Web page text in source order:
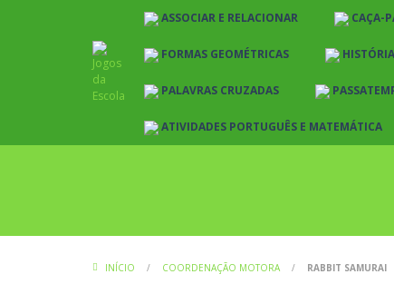
ASSOCIAR E RELACIONAR CAÇA-
FORMAS GEOMÉTRICAS
PALAVRAS CRUZADAS
ATIVIDADES PORTUGUÊS E MATEMÁTICA
INÍCIO / COORDENAÇÃO MOTORA / RABBIT SAMURAI